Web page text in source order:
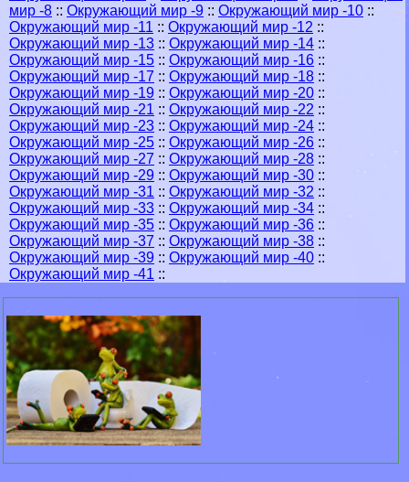
мир -8 :: Окружающий мир -9 :: Окружающий мир -10 ::
Окружающий мир -11 :: Окружающий мир -12 ::
Окружающий мир -13 :: Окружающий мир -14 ::
Окружающий мир -15 :: Окружающий мир -16 ::
Окружающий мир -17 :: Окружающий мир -18 ::
Окружающий мир -19 :: Окружающий мир -20 ::
Окружающий мир -21 :: Окружающий мир -22 ::
Окружающий мир -23 :: Окружающий мир -24 ::
Окружающий мир -25 :: Окружающий мир -26 ::
Окружающий мир -27 :: Окружающий мир -28 ::
Окружающий мир -29 :: Окружающий мир -30 ::
Окружающий мир -31 :: Окружающий мир -32 ::
Окружающий мир -33 :: Окружающий мир -34 ::
Окружающий мир -35 :: Окружающий мир -36 ::
Окружающий мир -37 :: Окружающий мир -38 ::
Окружающий мир -39 :: Окружающий мир -40 ::
Окружающий мир -41 ::